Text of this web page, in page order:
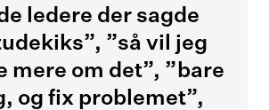
ledere der sagde
”så vil jeg
mere om det”, ”bare
og fix problemet”,